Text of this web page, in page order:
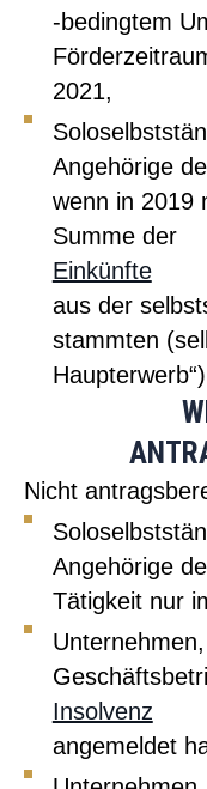
-bedingtem
2021,
Angehörige
wenn in 2019
Summe der
Einkünfte
aus der
stammten
Nicht
Angehörige
Tätigkeit nur
Insolvenz
angemeldet